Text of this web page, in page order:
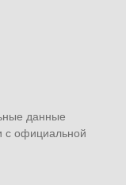
данные
с официальной